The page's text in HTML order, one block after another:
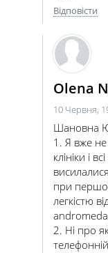
Відповісти
Olena
10 Червня,
Шановна
1. Я вже
клініки і
при
легкістю
2. Ні про